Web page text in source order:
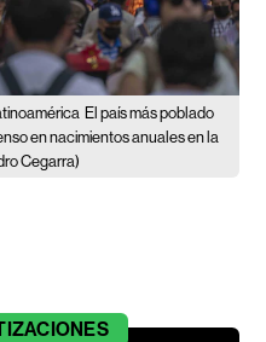
El país más poblado
en nacimientos anuales en la
Cegarra)